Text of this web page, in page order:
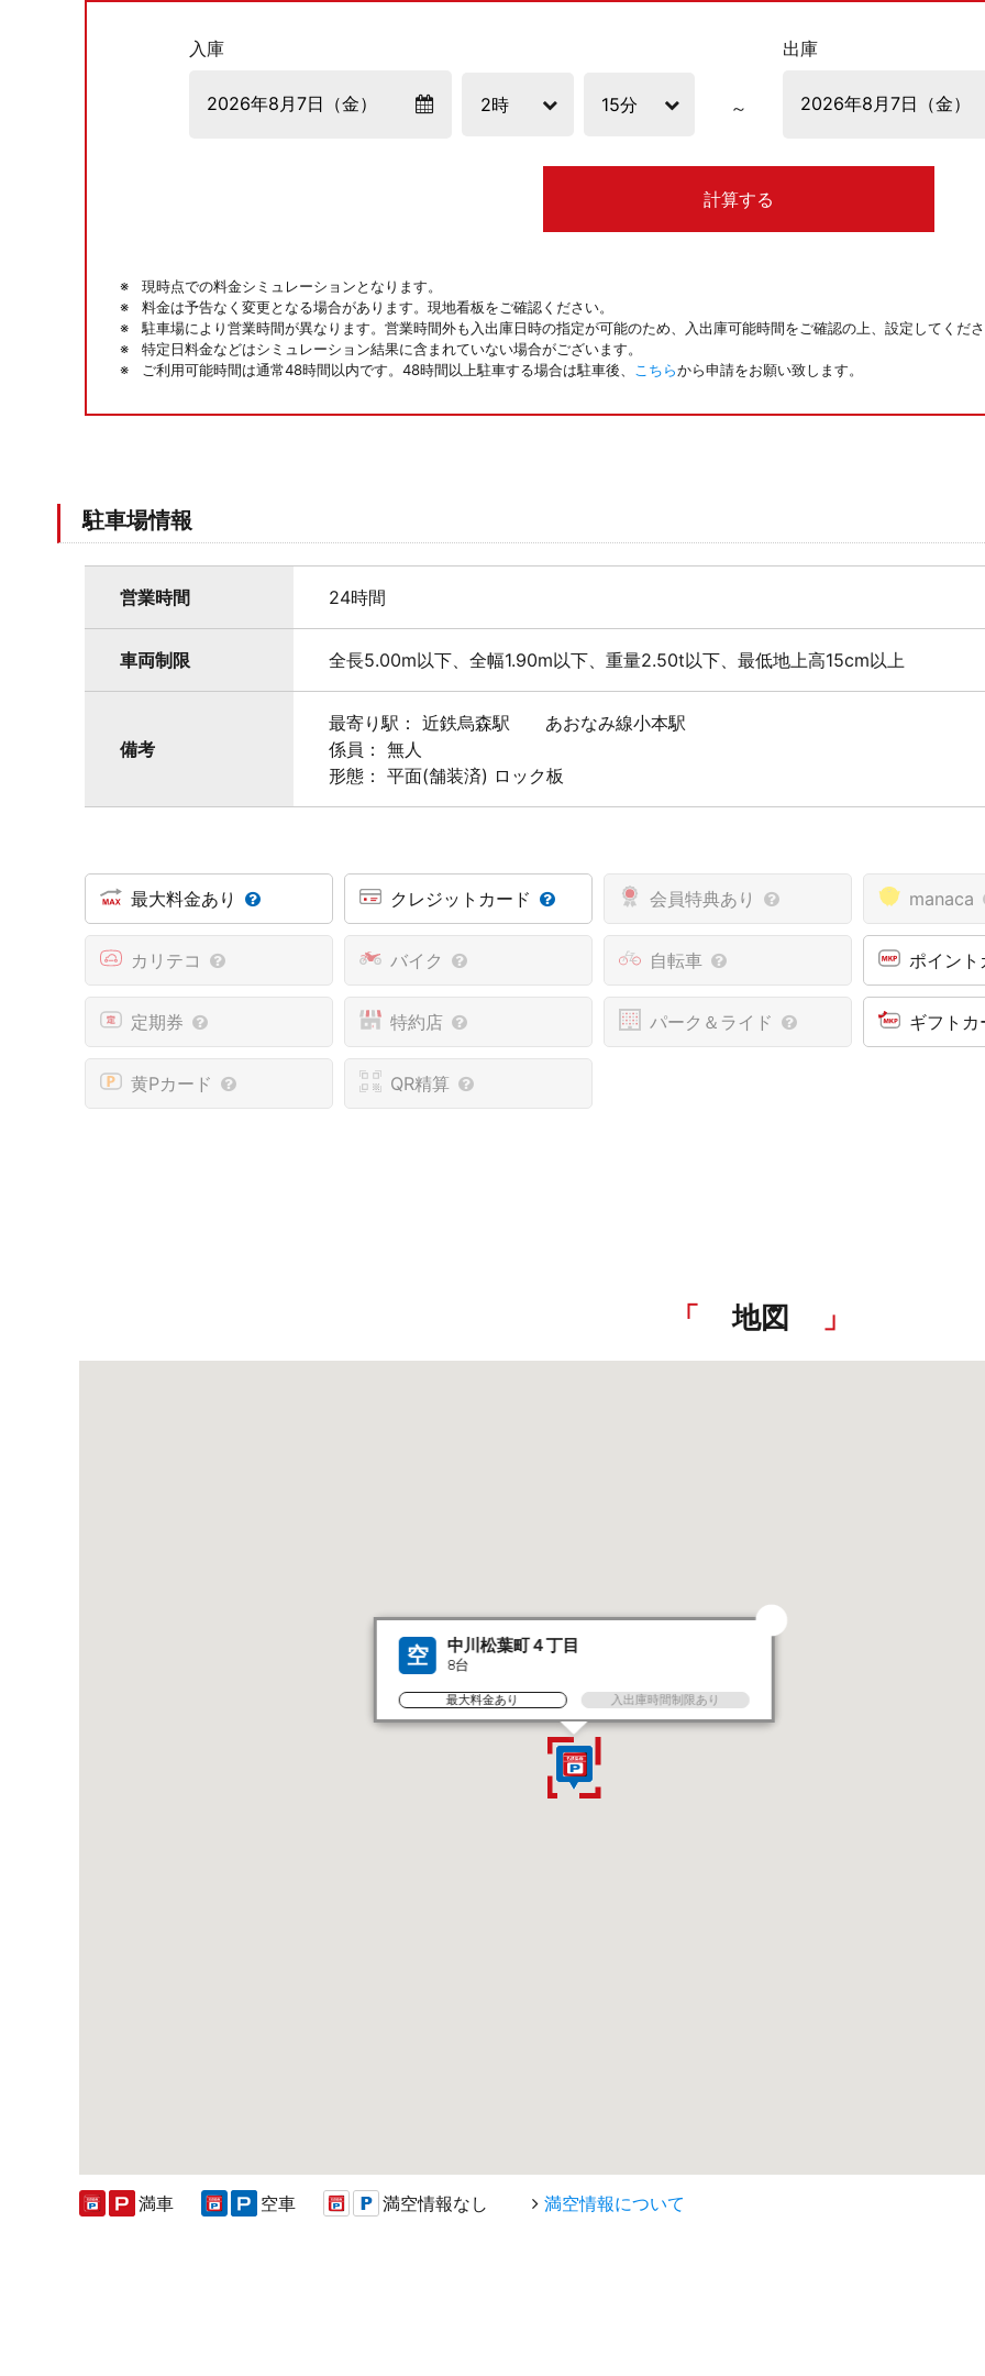
入庫 出庫
計算する
現時点での料金シミュレーションとなります。
料金は予告なく変更となる場合があります。現地看板をご確認ください。
駐車場により営業時間が異なります。営業時間外も入出庫日時の指定が可能のため、入出庫可能時間をご確認の上、設定してくだ
特定日料金などはシミュレーション結果に含まれていない場合がございます。
ご利用可能時間は通常48時間以内です。48時間以上駐車する場合は駐車後、
こちらから申請をお願い致します。
駐車場情報
営業時間 24時間
車両制限 全長5.00m以下、全幅1.90m以下、重量2.50t以下、最低地上高15cm以上
備考
最寄り駅： 近鉄烏森駅 あおなみ線小本駅
係員： 無人
形態： 平面(舗装済) ロック板
最大料金あり クレジットカード 会員特典あり manaca
カリテコ バイク 自転車 ポイン
定期券 特約店 パーク＆ライド ギフト
黄Pカード QR精算
地図
空 中川松葉町４丁目
8台
最大料金あり 入出庫時間制限あり
満車 空車 満空情報なし 満空情報について